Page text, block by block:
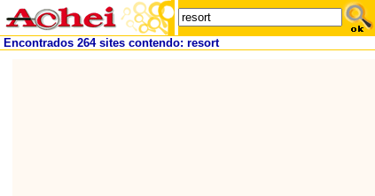
Encontrados 264 sites contendo: resort